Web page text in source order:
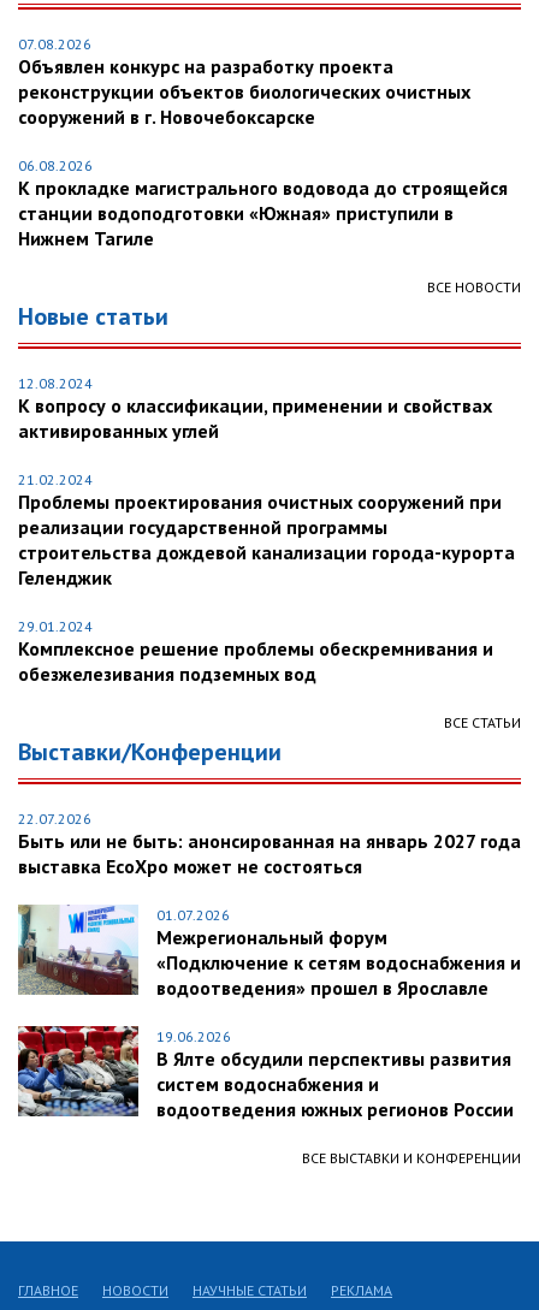
07.08.2026
Объявлен конкурс на разработку проекта
реконструкции объектов биологических очистных
сооружений в г. Новочебоксарске
06.08.2026
К прокладке магистрального водовода до строящейся
станции водоподготовки «Южная» приступили в
Нижнем Тагиле
ВСЕ НОВОСТИ
Новые статьи
12.08.2024
К вопросу о классификации, применении и свойствах
активированных углей
21.02.2024
Проблемы проектирования очистных сооружений при
реализации государственной программы
строительства дождевой канализации города-курорта
Геленджик
29.01.2024
Комплексное решение проблемы обескремнивания и
обезжелезивания подземных вод
ВСЕ СТАТЬИ
Выставки/Конференции
22.07.2026
Быть или не быть: анонсированная на январь 2027 года
выставка EcoXpo может не состояться
01.07.2026
Межрегиональный форум
«Подключение к сетям водоснабжения и
водоотведения» прошел в Ярославле
19.06.2026
В Ялте обсудили перспективы развития
систем водоснабжения и
водоотведения южных регионов России
ВСЕ ВЫСТАВКИ И КОНФЕРЕНЦИИ
ГЛАВНОЕ НОВОСТИ НАУЧНЫЕ СТАТЬИ РЕКЛАМА